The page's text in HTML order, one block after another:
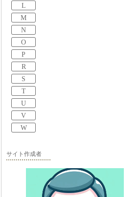
L
M
N
O
P
R
S
T
U
V
W
サイト作成者